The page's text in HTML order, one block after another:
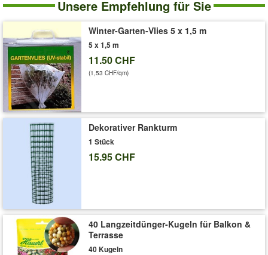
Unsere Empfehlung für Sie
Winter-Garten-Vlies 5 x 1,5 m
5 x 1,5 m
11.50 CHF
(1,53 CHF/qm)
Dekorativer Rankturm
1 Stück
15.95 CHF
40 Langzeitdünger-Kugeln für Balkon &
Terrasse
40 Kugeln